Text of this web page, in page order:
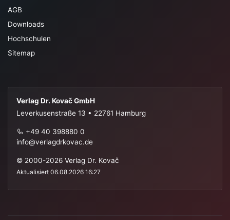
AGB
Downloads
Hochschulen
Sitemap
Verlag Dr. Kovač GmbH
Leverkusenstraße 13 • 22761 Hamburg
+49 40 398880 0
info@verlagdrkovac.de
© 2000-2026 Verlag Dr. Kovač
Aktualisiert 06.08.2026 16:27